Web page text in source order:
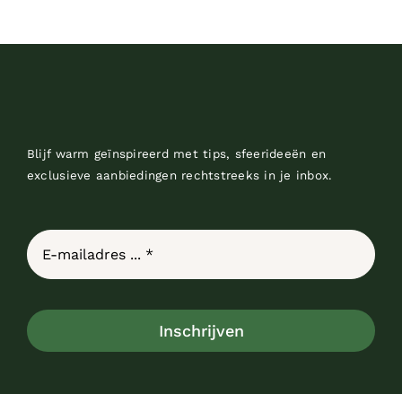
Blijf warm geïnspireerd met tips, sfeerideeën en
exclusieve aanbiedingen rechtstreeks in je inbox.
Inschrijven